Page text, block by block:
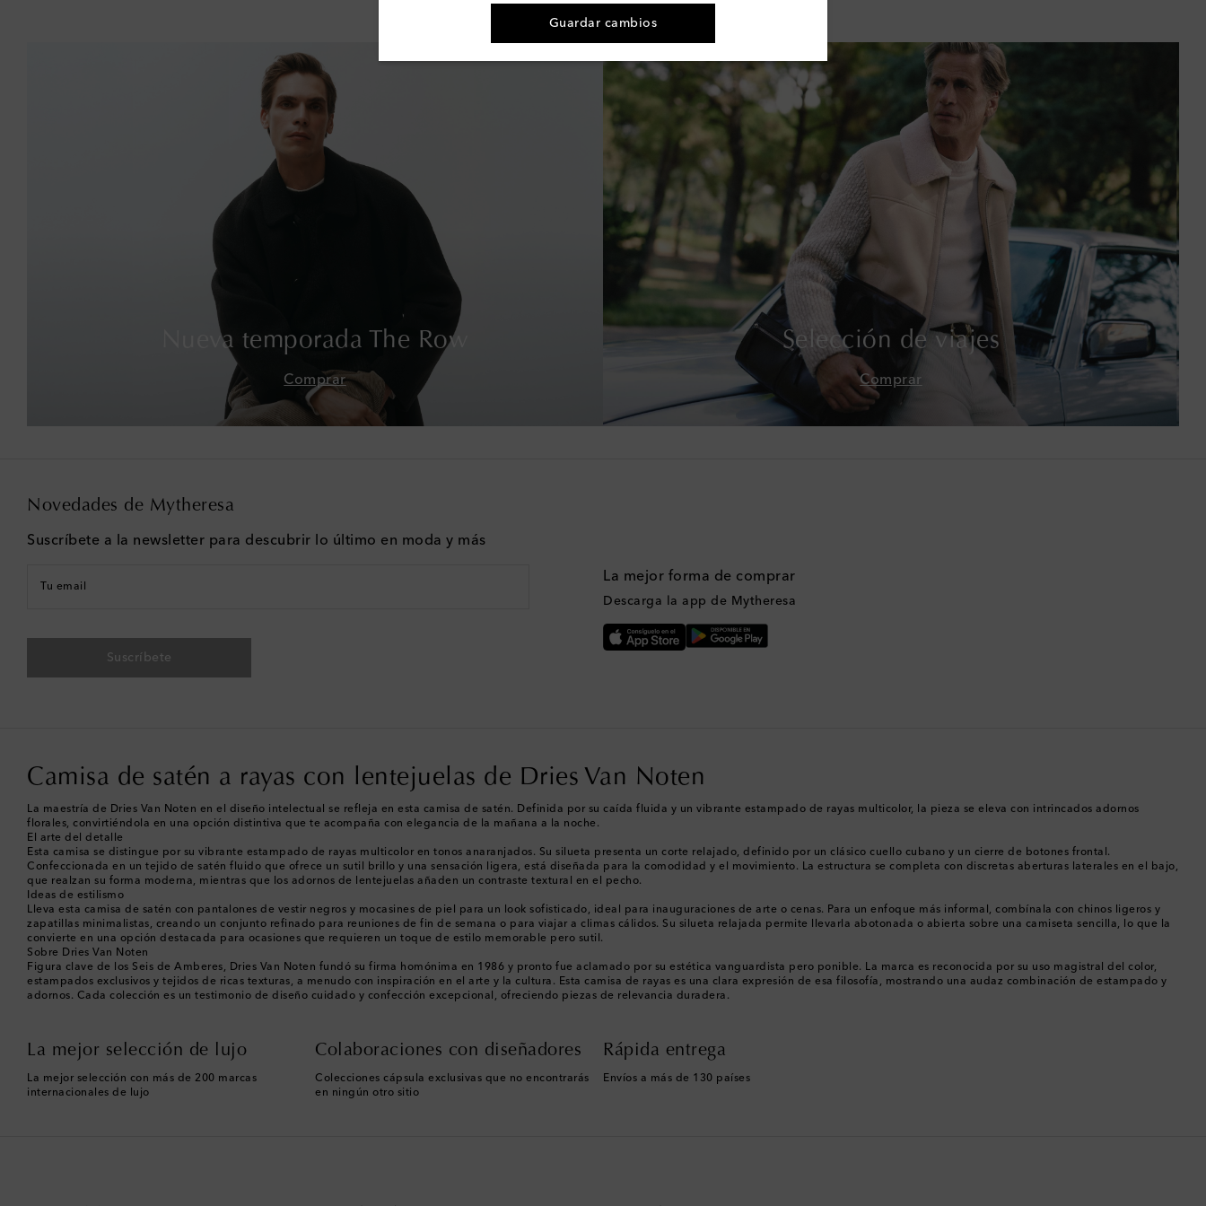
Nueva temporada The Row
Comprar
Selección de viajes
Comprar
Novedades de Mytheresa
Suscríbete a la newsletter para descubrir lo último en moda y más
Tu email
Suscríbete
La mejor forma de comprar
Descarga la app de Mytheresa
Camisa de satén a rayas con lentejuelas de Dries Van Noten
La maestría de Dries Van Noten en el diseño intelectual se refleja en esta camisa de satén. Definida por su caída fluida y un vibrante estampado de rayas multicolor, la pieza se eleva con intrincados adornos
florales, convirtiéndola en una opción distintiva que te acompaña con elegancia de la mañana a la noche.
El arte del detalle
Esta camisa se distingue por su vibrante estampado de rayas multicolor en tonos anaranjados. Su silueta presenta un corte relajado, definido por un clásico cuello cubano y un cierre de botones frontal.
Confeccionada en un tejido de satén fluido que ofrece un sutil brillo y una sensación ligera, está diseñada para la comodidad y el movimiento. La estructura se completa con discretas aberturas laterales en el bajo,
que realzan su forma moderna, mientras que los adornos de lentejuelas añaden un contraste textural en el pecho.
Ideas de estilismo
Lleva esta camisa de satén con pantalones de vestir negros y mocasines de piel para un look sofisticado, ideal para inauguraciones de arte o cenas. Para un enfoque más informal, combínala con chinos ligeros y
zapatillas minimalistas, creando un conjunto refinado para reuniones de fin de semana o para viajar a climas cálidos. Su silueta relajada permite llevarla abotonada o abierta sobre una camiseta sencilla, lo que la
convierte en una opción destacada para ocasiones que requieren un toque de estilo memorable pero sutil.
Sobre Dries Van Noten
Figura clave de los Seis de Amberes, Dries Van Noten fundó su firma homónima en 1986 y pronto fue aclamado por su estética vanguardista pero ponible. La marca es reconocida por su uso magistral del color,
estampados exclusivos y tejidos de ricas texturas, a menudo con inspiración en el arte y la cultura. Esta camisa de rayas es una clara expresión de esa filosofía, mostrando una audaz combinación de estampado y
adornos. Cada colección es un testimonio de diseño cuidado y confección excepcional, ofreciendo piezas de relevancia duradera.
La mejor selección de lujo
La mejor selección con más de 200 marcas
internacionales de lujo
Colaboraciones con diseñadores
Colecciones cápsula exclusivas que no encontrarás
en ningún otro sitio
Rápida entrega
Envíos a más de 130 países
Baréin
Bélgica
Bermudas
Bosnia y Herzegovina
Botsuana
Comoras
Corea del Sur
Guardar cambios